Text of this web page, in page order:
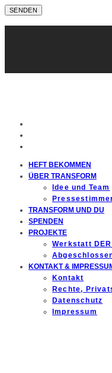
HEFT BEKOMMEN
ÜBER TRANSFORM
Idee und Team
TRANSFORM UND DU
SPENDEN
PROJEKTE
Werkstatt DER
KONTAKT &
Kontakt
Rechte,
Datenschutz
Impressum